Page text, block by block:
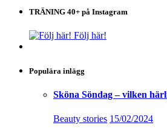
TRÄNING 40+ på Instagram
Följ här!
Populära inlägg
Sköna Söndag – vilken
Beauty stories 15/02/2024